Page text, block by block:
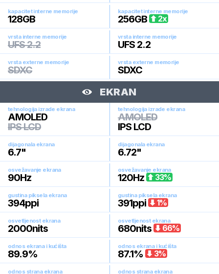
kapacitet interne memorije
128GB
kapacitet interne memorije
256GB 2x
vrsta interne memorije
UFS 2.2
vrsta interne memorije
UFS 2.2
vrsta externe memorije
SDXC
vrsta externe memorije
SDXC
EKRAN
tehnologija izrade ekrana
AMOLED
IPS LCD
tehnologija izrade ekrana
AMOLED
IPS LCD
dijagonala ekrana
6.7"
dijagonala ekrana
6.72"
osvežavanje ekrana
90Hz
osvežavanje ekrana
120Hz 33%
gustina piksela ekrana
394ppi
gustina piksela ekrana
391ppi 1%
osvetljenost ekrana
2000nits
osvetljenost ekrana
680nits 66%
odnos ekrana i kućišta
89.9%
odnos ekrana i kućišta
87.1% 3%
odnos strana ekrana odnos strana ekrana